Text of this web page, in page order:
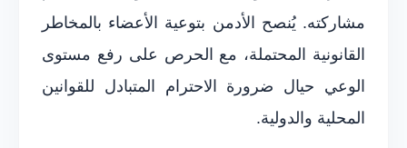
مشاركته. يُنصح الأدمن بتوعية الأعضاء بالمخاطر
القانونية المحتملة، مع الحرص على رفع مستوى
الوعي حيال ضرورة الاحترام المتبادل للقوانين
المحلية والدولية.